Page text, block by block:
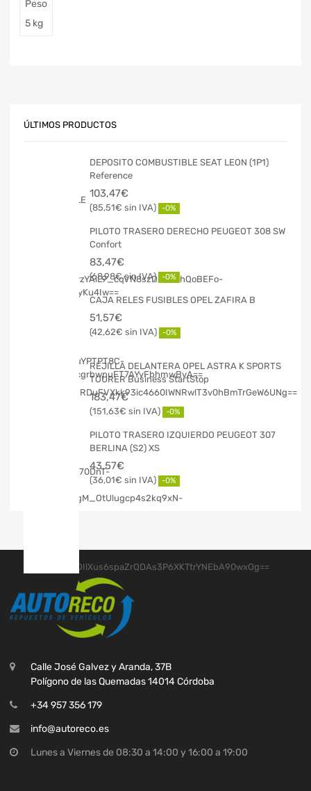
Peso
5 kg
ÚLTIMOS PRODUCTOS
DEPOSITO COMBUSTIBLE SEAT LEON (1P1)
Reference
103,47€
85,51€ -0%
PILOTO TRASERO DERECHO PEUGEOT 308 SW
Confort
83,47€
68,98€ -0%
CAJA RELES FUSIBLES OPEL ZAFIRA B
51,57€
42,62€ -0%
REJILLA DELANTERA OPEL ASTRA K SPORTS
TOURER Business StartStop
183,47€
151,63€ -0%
PILOTO TRASERO IZQUIERDO PEUGEOT 307
BERLINA (S2) XS
43,57€
36,01€ -0%
Calle José Galvez y Aranda, 37B
Polígono de las Quemadas 14014 Córdoba
+34 957 356 179
info@autoreco.es
Lunes a Viernes de 08:30 a 14:00 y 16:00 a 19:00